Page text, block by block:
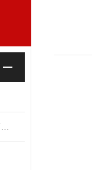
304不锈钢防水电子地磅超低台面带斜坡